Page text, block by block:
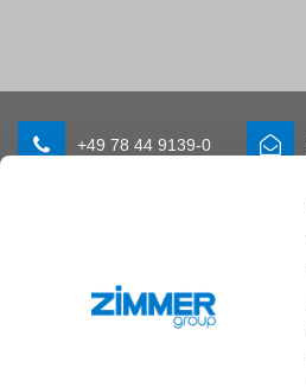
+49 78 44 9139-0
Maschinen- und Anlagenbau